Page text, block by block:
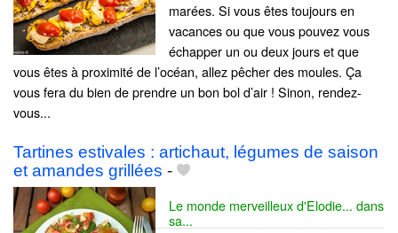
marées. Si vous êtes toujours en
vacances ou que vous pouvez vous
échapper un ou deux jours et que
vous êtes à proximité de l’océan, allez pêcher des moules. Ça
vous fera du bien de prendre un bon bol d’air ! Sinon, rendez-
vous...
Tartines estivales : artichaut, légumes de saison
et amandes grillées -
Le monde merveilleux d'Elodie... dans
sa...